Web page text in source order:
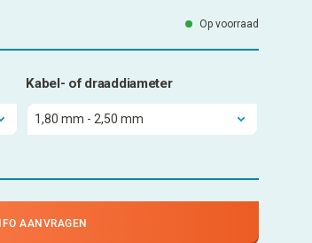
Op voorraad
Kabel- of draaddiameter
AANVRAGEN